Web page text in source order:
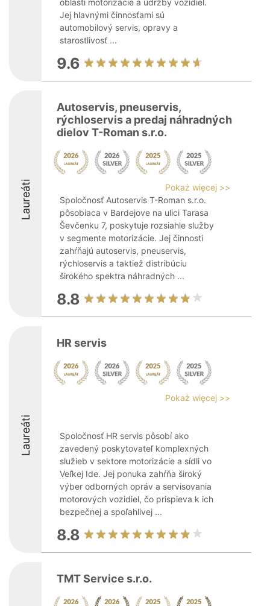
oblasti motorizácie a údržby vozidiel.
Jej hlavnými činnosťami sú
automobilový servis, opravy a
starostlivosť ...
9.6
Laureáti
Autoservis, pneuservis,
rýchloservis a predaj náhradných
dielov T-Roman s.r.o.
Pokaż więcej >>
Spoločnosť Autoservis T-Roman s.r.o.
pôsobiaca v Bardejove na ulici Tarasa
Ševčenku 7, poskytuje rozsiahle služby
v segmente motorizácie. Jej činnosti
zahŕňajú autoservis, pneuservis,
rýchloservis a taktiež distribúciu
širokého spektra náhradných ...
8.8
Laureáti
HR servis
Pokaż więcej >>
Spoločnosť HR servis pôsobí ako
zavedený poskytovateľ komplexných
služieb v sektore motorizácie a sídli vo
Veľkej Ide. Jej ponuka zahŕňa široký
výber odborných opráv a servisovania
motorových vozidiel, čo prispieva k ich
bezpečnej a spoľahlivej ...
8.8
TMT Service s.r.o.